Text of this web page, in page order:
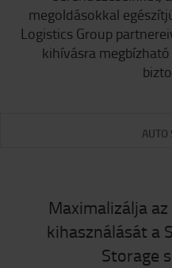
megoldásokkal
Logistics Group
kihívásra
AUTO
Maximalizálja
kihasználását a
Storage